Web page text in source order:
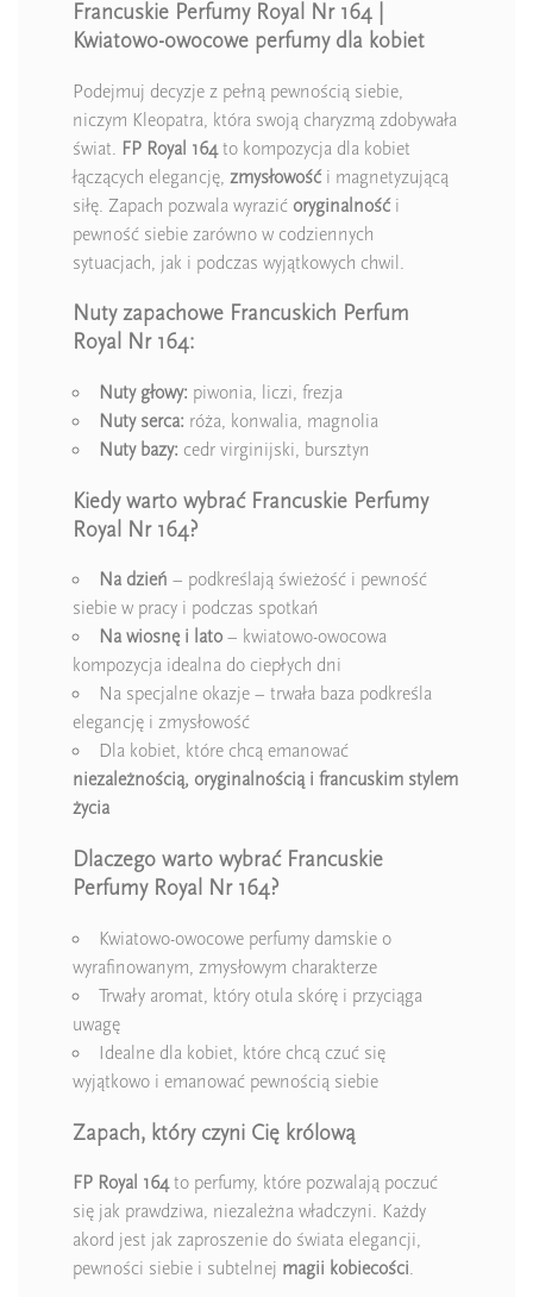
Francuskie Perfumy Royal Nr 164 |
Kwiatowo-owocowe perfumy dla kobiet
Podejmuj decyzje z pełną pewnością siebie,
niczym Kleopatra, która swoją charyzmą zdobywała
świat. FP Royal 164to kompozycja dla kobiet
łączących elegancję, zmysłowośći magnetyzującą
siłę. Zapach pozwala wyrazić oryginalnośći
pewność siebie zarówno w codziennych
sytuacjach, jak i podczas wyjątkowych chwil.
Nuty zapachowe Francuskich Perfum
Royal Nr 164:
Nuty głowy: piwonia, liczi, frezja
Nuty serca: róża, konwalia, magnolia
Nuty bazy: cedr virginijski, bursztyn
Kiedy warto wybrać Francuskie Perfumy
Royal Nr 164?
Na dzień – podkreślają świeżość i pewność
siebie w pracy i podczas spotkań
Na wiosnę i lato – kwiatowo-owocowa
kompozycja idealna do ciepłych dni
Na specjalne okazje – trwała baza podkreśla
elegancję i zmysłowość
Dla kobiet, które chcą emanować
niezależnością, oryginalnością i francuskim stylem
życia
Dlaczego warto wybrać Francuskie
Perfumy Royal Nr 164?
Kwiatowo-owocowe perfumy damskie o
wyrafinowanym, zmysłowym charakterze
Trwały aromat, który otula skórę i przyciąga
uwagę
Idealne dla kobiet, które chcą czuć się
wyjątkowo i emanować pewnością siebie
Zapach, który czyni Cię królową
FP Royal 164to perfumy, które pozwalają poczuć
się jak prawdziwa, niezależna władczyni. Każdy
akord jest jak zaproszenie do świata elegancji,
pewności siebie i subtelnej magii kobiecości.